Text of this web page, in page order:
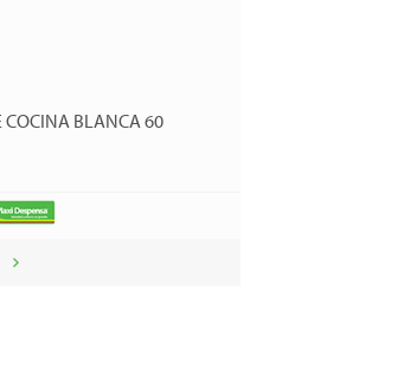
COCINA BLANCA 60